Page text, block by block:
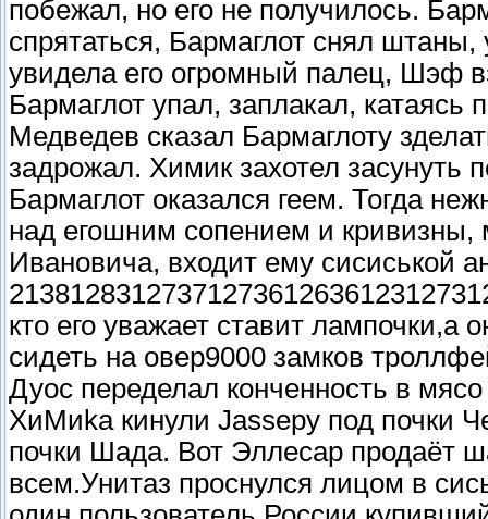
побежал, но его не получилось.
спрятаться, Бармаглот снял
увидела его огромный палец, Шэф
Бармаглот упал, заплакал,
Медведев сказал Бармаглоту
задрожал. Химик захотел
Бармаглот оказался геем. Тогда
над егошним сопением и кривизны,
Ивановича, входит ему сисиськой
кто его уважает ставит лампочки,а
сидеть на овер9000 замков
Дуос переделал конченность в
ХиМиkа кинули Jassеру под почки
почки Шада. Вот Эллесар продаёт
всем.Унитаз проснулся лицом в